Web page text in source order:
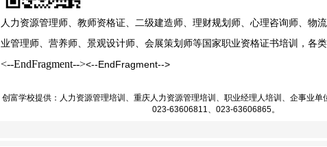
人力资源管理师、教师资格证、二级建造师、理财规划师、心理咨询师、物流
业管理师、 营养师、景观设计师、会展策划师等国家职业资格证书培训， 各
<--EndFragment--><--EndFragment-->
创富学校提供： 人力资源管理培训 、 重庆人力资源管理培训 、 职业经理人培训 、 企事业单
023-63606811、023-63606865。